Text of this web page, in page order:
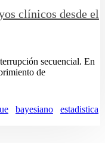
clínicos desde el
secuencial. En
de
bayesiano estadistica